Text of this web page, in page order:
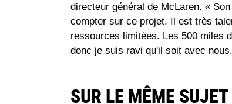
directeur général de McLaren. «
compter sur ce projet. Il est très
ressources limitées. Les 500 miles
donc je suis ravi qu'il soit avec
SUR LE MÊME SUJET